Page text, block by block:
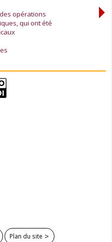
opérations
qui ont été
Plan du site